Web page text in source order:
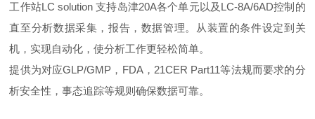
工作站LC solution 支持岛津20A各个单元以及LC-8A/6AD控制的
直至分析数据采集，报告，数据管理。从装置的条件设定到关
机，实现自动化，使分析工作更轻松简单。
提供为对应GLP/GMP，FDA，21CER Part11等法规而要求的分
析安全性，事态追踪等规则确保数据可靠。